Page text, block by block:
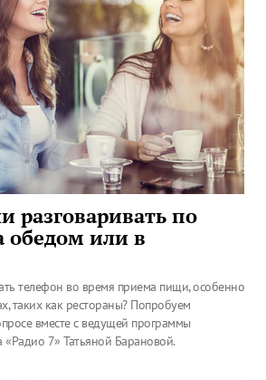
разговаривать по
обедом или в
телефон во время приема пищи, особенно
таких как рестораны? Попробуем
вместе с ведущей программы
7» Татьяной Барановой.